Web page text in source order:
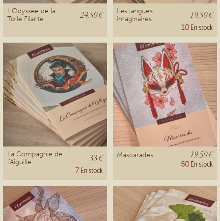
L'Odyssée de la
Toile Filante
24,50 €
Les langues
imaginaires
19,50 €
10 En stock
La Compagnie de
l'Aiguille
33 €
7 En stock
Mascarades 19,50 €
50 En stock